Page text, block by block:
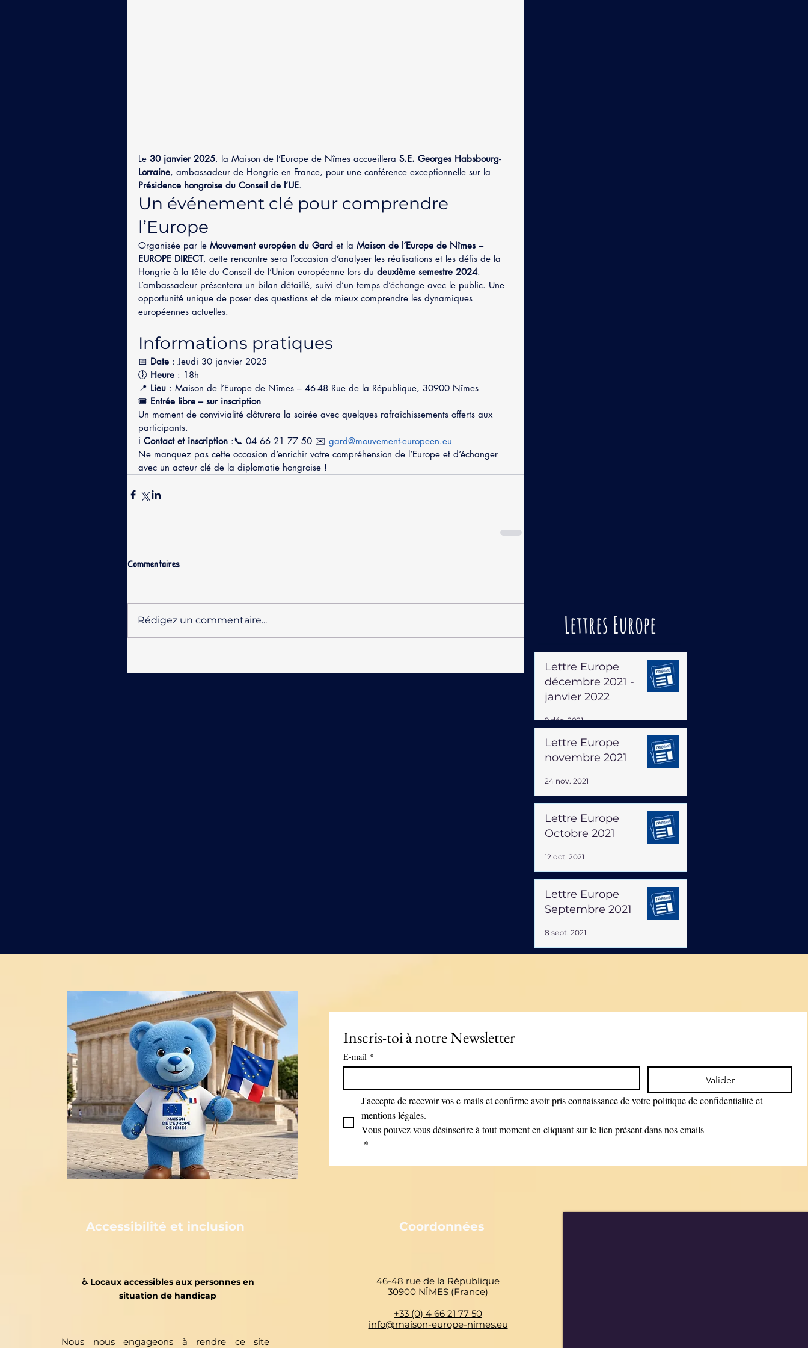
Le 30 janvier 2025, la Maison de l’Europe de Nîmes accueillera S.E. Georges Habsbourg-
Lorraine, ambassadeur de Hongrie en France, pour une conférence exceptionnelle sur la
Présidence hongroise du Conseil de l’UE.
Un événement clé pour comprendre
l’Europe
Organisée par le Mouvement européen du Gard et la Maison de l’Europe de Nîmes –
EUROPE DIRECT, cette rencontre sera l’occasion d’analyser les réalisations et les défis de la
Hongrie à la tête du Conseil de l’Union européenne lors du deuxième semestre 2024.
L’ambassadeur présentera un bilan détaillé, suivi d’un temps d’échange avec le public. Une
opportunité unique de poser des questions et de mieux comprendre les dynamiques
européennes actuelles.
Informations pratiques
📅 Date : Jeudi 30 janvier 2025
🕕 Heure : 18h
📍 Lieu : Maison de l’Europe de Nîmes – 46-48 Rue de la République, 30900 Nîmes
🎟 Entrée libre – sur inscription
Un moment de convivialité clôturera la soirée avec quelques rafraîchissements offerts aux
participants.
ℹ️ Contact et inscription :📞 04 66 21 77 50 ✉️ gard@mouvement-europeen.eu
Ne manquez pas cette occasion d’enrichir votre compréhension de l’Europe et d’échanger
avec un acteur clé de la diplomatie hongroise !
Commentaires
Rédigez un commentaire... Lettres Europe
Lettre Europe
décembre 2021 -
janvier 2022
9 déc. 2021
Lettre Europe
novembre 2021
24 nov. 2021
Lettre Europe
Octobre 2021
12 oct. 2021
Lettre Europe
Septembre 2021
8 sept. 2021
Accessibilité et inclusion
♿️ Locaux accessibles aux personnes en
situation de handicap
Nous nous engageons à rendre ce site
Inscris-toi à notre Newsletter
E-mail *
Valider
J'accepte de recevoir vos e-mails et confirme avoir pris connaissance de votre politique de confidentialité et
mentions légales.
Vous pouvez vous désinscrire à tout moment en cliquant sur le lien présent dans nos emails
*
Coordonnées
46-48 rue de la République
30900 NÎMES (France)
+33 (0) 4 66 21 77 50
info@maison-europe-nimes.eu